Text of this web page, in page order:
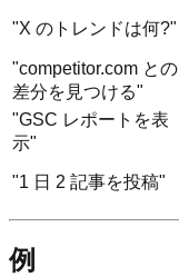
"X のトレンドは何?"
"competitor.com との
差分を見つける"
"GSC レポートを表
示"
"1 日 2 記事を投稿"
例